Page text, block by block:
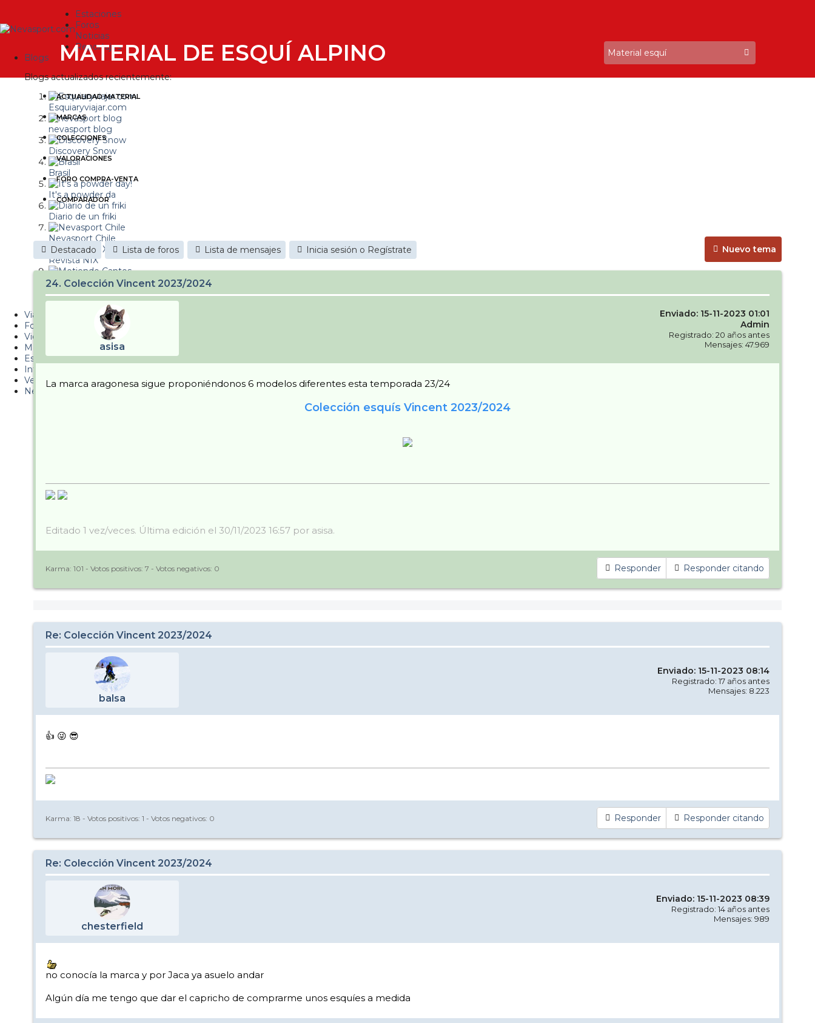
Estaciones
Foros
Noticias
Reportajes
Blogs
Blogs actualizados recientemente:
Esquiaryviajar.com
nevasport blog
Discovery Snow
Brasil
It's a powder da
Diario de un friki
Nevasport Chile
Revista NIX
Metiendo Cantos
PUCAF - Blog
Viajes
Fotos
Videos
Material
Esquí Pro
Infonieve
Verano
Nevalog
MATERIAL DE ESQUÍ ALPINO
ACTUALIDAD MATERIAL
MARCAS
COLECCIONES
VALORACIONES
FORO COMPRA-VENTA
COMPARADOR
Nuevo tema
Destacado Lista de foros Lista de mensajes Inicia sesión o Regístrate
24. Colección Vincent 2023/2024
asisa
Enviado: 15-11-2023 01:01
Admin
Registrado: 20 años antes
Mensajes: 47.969
La marca aragonesa sigue proponiéndonos 6 modelos diferentes esta temporada 23/24
Colección esquís Vincent 2023/2024
Editado 1 vez/veces. Última edición el 30/11/2023 16:57 por asisa.
Responder Responder citando
Karma: 101 - Votos positivos: 7 - Votos negativos: 0
Re: Colección Vincent 2023/2024
balsa
Enviado: 15-11-2023 08:14
Registrado: 17 años antes
Mensajes: 8.223
👍 😜 😎
Responder Responder citando
Karma: 18 - Votos positivos: 1 - Votos negativos: 0
Re: Colección Vincent 2023/2024
chesterfield
Enviado: 15-11-2023 08:39
Registrado: 14 años antes
Mensajes: 989
no conocía la marca y por Jaca ya asuelo andar
Algún día me tengo que dar el capricho de comprarme unos esquíes a medida